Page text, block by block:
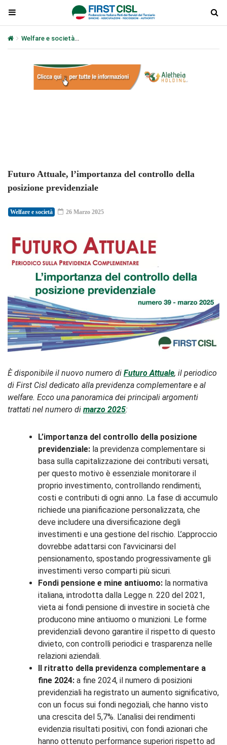
Welfare e società
Futuro Attuale, l’importanza del controllo della
posizione previdenziale
Welfare e società 26 Marzo 2025
È disponibile il nuovo numero di Futuro Attuale, il periodico
di First Cisl dedicato alla previdenza complementare e al
welfare. Ecco una panoramica dei principali argomenti
trattati nel numero di marzo 2025:
L’importanza del controllo della posizione
previdenziale: la previdenza complementare si
basa sulla capitalizzazione dei contributi versati,
per questo motivo è essenziale monitorare il
proprio investimento, controllando rendimenti,
costi e contributi di ogni anno. La fase di accumulo
richiede una pianificazione personalizzata, che
deve includere una diversificazione degli
investimenti e una gestione del rischio. L’approccio
dovrebbe adattarsi con l’avvicinarsi del
pensionamento, spostando progressivamente gli
investimenti verso comparti più sicuri.
Fondi pensione e mine antiuomo: la normativa
italiana, introdotta dalla Legge n. 220 del 2021,
vieta ai fondi pensione di investire in società che
producono mine antiuomo o munizioni. Le forme
previdenziali devono garantire il rispetto di questo
divieto, con controlli periodici e trasparenza nelle
relazioni aziendali.
Il ritratto della previdenza complementare a
fine 2024: a fine 2024, il numero di posizioni
previdenziali ha registrato un aumento significativo,
con un focus sui fondi negoziali, che hanno visto
una crescita del 5,7%. L’analisi dei rendimenti
evidenzia risultati positivi, con fondi azionari che
hanno ottenuto performance superiori rispetto ad